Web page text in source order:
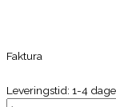
Faktura
Leveringstid: 1-4 dage